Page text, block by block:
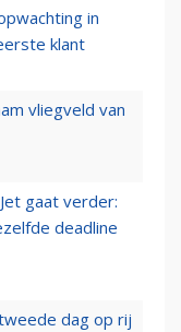
in
klant
vliegveld van
gaat verder:
deadline
dag op rij